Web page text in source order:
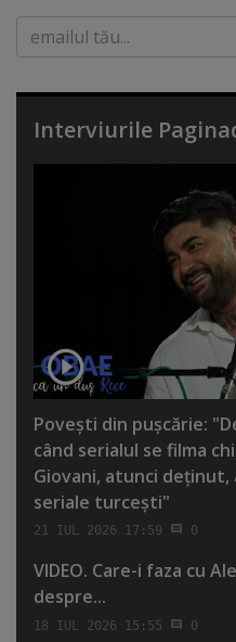
Interviurile
Poveşti din puşcărie:
când serialul se filma
Giovani, atunci deţinut,
seriale turceşti"
21 IUL 2026 17:59 0
VIDEO. Care-i faza cu
despre...
18 IUL 2026 15:55 0